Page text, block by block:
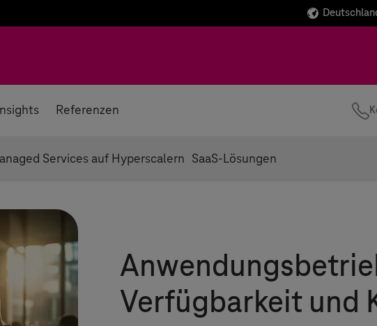
Referenzen
Services auf Hyperscalern SaaS-Lösungen
Verfügbarkeit und